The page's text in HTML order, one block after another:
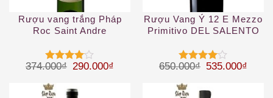
Rượu vang trắng Pháp
Roc Saint Andre
Được
45 sao
374.000₫ Giá gốc là: 374.000₫.
290.000₫ Giá hiện tại là: 290.000₫.
Rượu Vang Ý 12 E Mezzo
Primitivo DEL SALENTO
Được
45 sao
650.000₫ Giá gốc là:
535.000₫